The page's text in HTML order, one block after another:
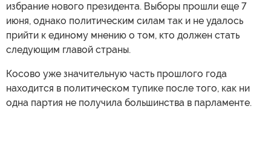
избрание нового президента. Выборы прошли еще 7
июня, однако политическим силам так и не удалось
прийти к единому мнению о том, кто должен стать
следующим главой страны.
Косово уже значительную часть прошлого года
находится в политическом тупике после того, как ни
одна партия не получила большинства в парламенте.